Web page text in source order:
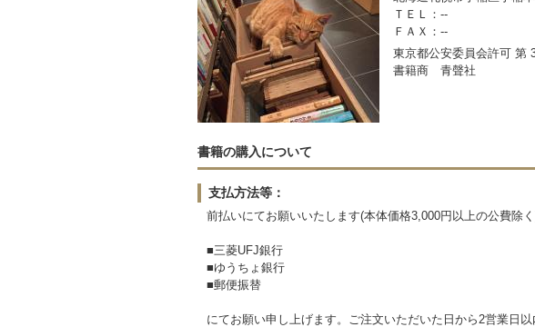
ＴＥＬ：--
ＦＡＸ：--
東京都公安委員会許可 第
書籍商 青聲社
書籍の購入について
支払方法等：
前払いにてお願いいたします(本体価格3,000円以上の公費除く)
■三菱UFJ銀行
■ゆうちょ銀行
■郵便振替
にてお願い申し上げます。ご注文いただいた日から2営業日